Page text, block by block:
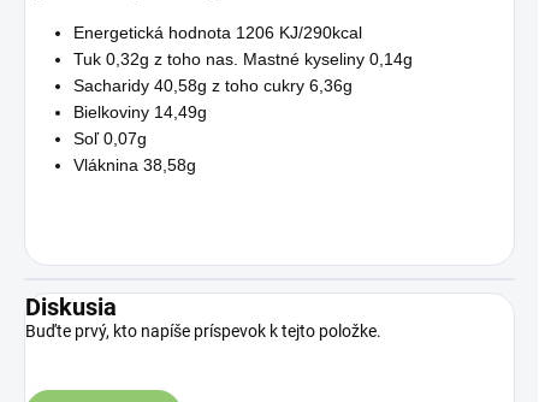
Energetická hodnota 1206 KJ/290kcal
Tuk 0,32g z toho nas. Mastné kyseliny 0,14g
Sacharidy 40,58g z toho cukry 6,36g
Bielkoviny 14,49g
Soľ 0,07g
Vláknina 38,58g
Diskusia
Buďte prvý, kto napíše príspevok k tejto položke.